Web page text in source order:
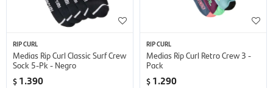
RIP CURL
Medias Rip Curl Classic Surf Crew
Sock 5-Pk - Negro
$ 1.390
RIP CURL
Medias Rip Curl Retro Crew 3 -
Pack
$ 1.290